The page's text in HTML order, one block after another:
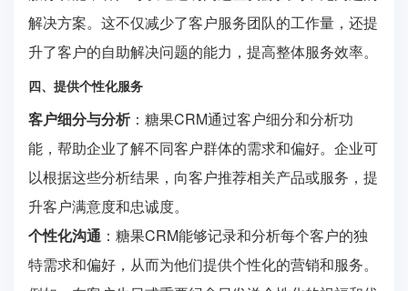
解决方案。这不仅减少了客户服务团队的工作量，还提
升了客户的自助解决问题的能力，提高整体服务效率。
四、提供个性化服务
客户细分与分析：糖果CRM通过客户细分和分析功
能，帮助企业了解不同客户群体的需求和偏好。企业可
以根据这些分析结果，向客户推荐相关产品或服务，提
升客户满意度和忠诚度。
个性化沟通 ：糖果CRM能够记录和分析每个客户的独
特需求和偏好，从而为他们提供个性化的营销和服务。